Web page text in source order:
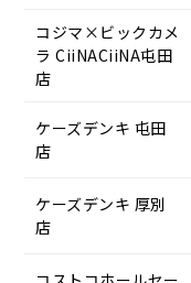
コジマ×ビックカメ
ラ CiiNACiiNA屯田
店
ケーズデンキ 屯田
店
ケーズデンキ 厚別
店